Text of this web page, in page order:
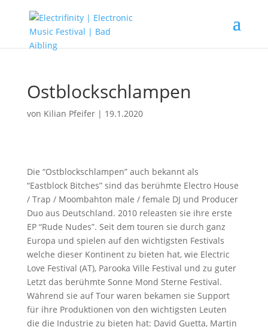
Ostblockschlampen
von Kilian Pfeifer| 19.1.2020
Die “Ostblockschlampen” auch bekannt als
“Eastblock Bitches” sind das berühmte Electro House
/ Trap / Moombahton male / female DJ und Producer
Duo aus Deutschland. 2010 releasten sie ihre erste
EP “Rude Nudes”. Seit dem touren sie durch ganz
Europa und spielen auf den wichtigsten Festivals
welche dieser Kontinent zu bieten hat, wie Electric
Love Festival (AT), Parooka Ville Festival und zu guter
Letzt das berühmte Sonne Mond Sterne Festival.
Während sie auf Tour waren bekamen sie Support
für ihre Produktionen von den wichtigsten Leuten
die die Industrie zu bieten hat: David Guetta, Martin